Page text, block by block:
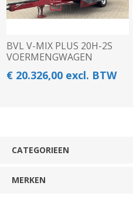
BVL V-MIX PLUS 20H-2S
VOERMENGWAGEN
€ 20.326,00 excl. BTW
CATEGORIEEN
MERKEN